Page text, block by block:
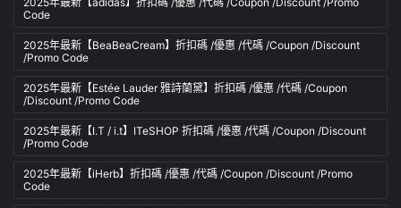
Code
2025年最新【BeaBeaCream】折扣碼 /優惠 /代碼 /Coupon /Discount
/Promo Code
2025年最新【Estée Lauder 雅詩蘭黛】折扣碼 /優惠 /代碼 /Coupon
/Discount /Promo Code
2025年最新【I.T / i.t】ITeSHOP 折扣碼 /優惠 /代碼 /Coupon /Discount
/Promo Code
2025年最新【iHerb】折扣碼 /優惠 /代碼 /Coupon /Discount /Promo
Code